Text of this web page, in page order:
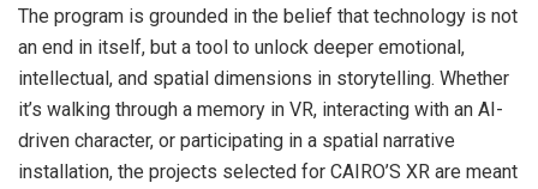
The program is grounded in the belief that technology is not
an end in itself, but a tool to unlock deeper emotional,
intellectual, and spatial dimensions in storytelling. Whether
it’s walking through a memory in VR, interacting with an AI-
driven character, or participating in a spatial narrative
installation, the projects selected for CAIRO’S XR are meant